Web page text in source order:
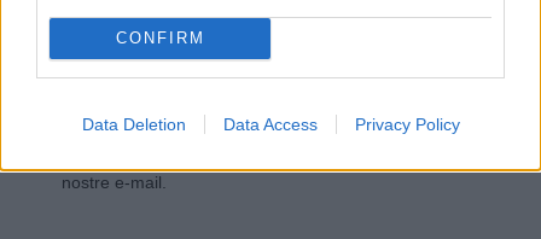
CONFIRM
Data Deletion Data Access Privacy Policy
Privacy
Utilizziamo Mailchimp come piattaforma di
marketing. Iscrivendoti alla newsletter accetti che le
di Mailchimp.
nostre e-mail.